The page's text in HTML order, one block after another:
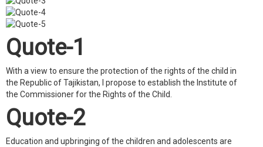
Quote-1
With a view to ensure the protection of the rights of the child in
the Republic of Tajikistan, I propose to establish the Institute of
the Commissioner for the Rights of the Child.
Quote-2
Education and upbringing of the children and adolescents are